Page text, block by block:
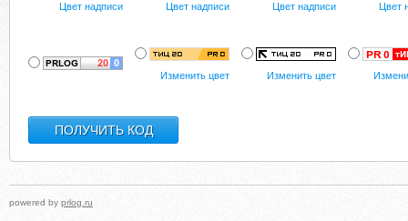
Цвет надписи Цвет надписи Цвет надписи Цвет
Изменить цвет Изменить цвет
powered by prlog.ru